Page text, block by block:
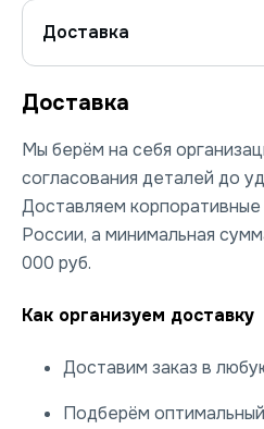
Доставка
Доставка
Мы берём на себя
согласования деталей до
Доставляем
России, а минимальная
000 руб.
Как организуем доставку
Доставим заказ в
Подберём